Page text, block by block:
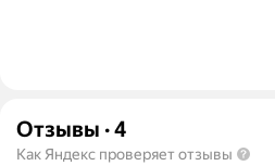
Отзывы ·4
Как Яндекс проверяет отзывы